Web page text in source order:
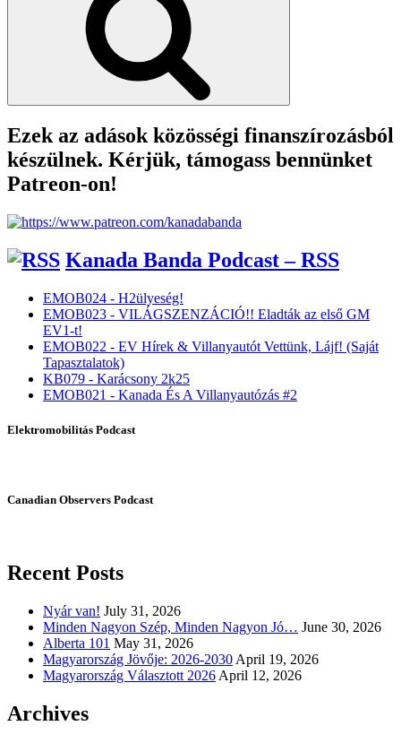
Ezek az adások közösségi finanszírozásból
készülnek. Kérjük, támogass bennünket
Patreon-on!
Kanada Banda Podcast – RSS
EMOB024 - H2ülyeség!
EMOB023 - VILÁGSZENZÁCIÓ!! Eladták az első GM
EV1-t!
EMOB022 - EV Hírek & Villanyautót Vettünk, Lájf! (Saját
Tapasztalatok)
KB079 - Karácsony 2k25
EMOB021 - Kanada És A Villanyautózás #2
Elektromobilitás Podcast
Canadian Observers Podcast
Recent Posts
Nyár van! July 31, 2026
Minden Nagyon Szép, Minden Nagyon Jó… June 30, 2026
Alberta 101 May 31, 2026
Magyarország Jövője: 2026-2030 April 19, 2026
Magyarország Választott 2026 April 12, 2026
Archives